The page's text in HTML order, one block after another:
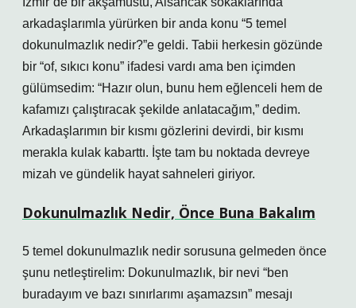
arkadaşlarımla yürürken bir anda konu “5 temel
dokunulmazlık nedir?”e geldi. Tabii herkesin gözünde
bir “of, sıkıcı konu” ifadesi vardı ama ben içimden
gülümsedim: “Hazır olun, bunu hem eğlenceli hem de
kafamızı çalıştıracak şekilde anlatacağım,” dedim.
Arkadaşlarımın bir kısmı gözlerini devirdi, bir kısmı
merakla kulak kabarttı. İşte tam bu noktada devreye
mizah ve gündelik hayat sahneleri giriyor.
Dokunulmazlık Nedir, Önce Buna Bakalım
5 temel dokunulmazlık nedir sorusuna gelmeden önce
şunu netleştirelim: Dokunulmazlık, bir nevi “ben
buradayım ve bazı sınırlarımı aşamazsın” mesajı